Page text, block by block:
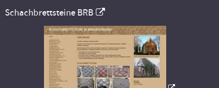
Schachbrettsteine BRB